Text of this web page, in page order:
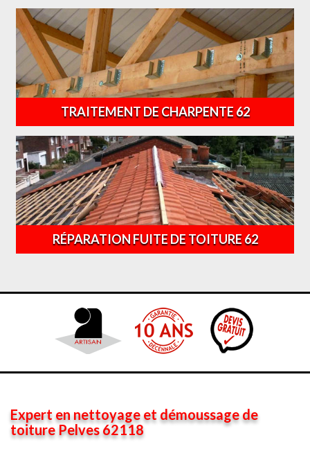
TRAITEMENT DE CHARPENTE 62
RÉPARATION FUITE DE TOITURE 62
Expert en nettoyage et démoussage de
toiture Pelves 62118